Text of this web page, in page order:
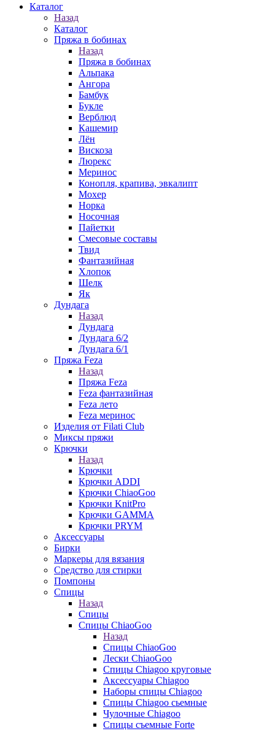
Каталог
Назад
Каталог
Пряжа в бобинах
Назад
Пряжа в бобинах
Альпака
Ангора
Бамбук
Букле
Верблюд
Кашемир
Лён
Вискоза
Люрекс
Меринос
Конопля, крапива, эвкалипт
Мохер
Норка
Носочная
Пайетки
Смесовые составы
Твид
Фантазийная
Хлопок
Шелк
Як
Дундага
Назад
Дундага
Дундага 6/2
Дундага 6/1
Пряжа Feza
Назад
Пряжа Feza
Feza фантазийная
Feza лето
Feza меринос
Изделия от Filati Club
Миксы пряжи
Крючки
Назад
Крючки
Крючки ADDI
Крючки ChiaoGoo
Крючки KnitPro
Крючки GAMMA
Крючки PRYM
Аксессуары
Бирки
Маркеры для вязания
Средство для стирки
Помпоны
Спицы
Назад
Спицы
Спицы ChiaoGoo
Назад
Спицы ChiaoGoo
Лески ChiaoGoo
Cпицы Сhiagoo круговые
Аксессуары Chiagoo
Наборы спицы Chiagoo
Спицы Chiagoo сьемные
Чулочные Chiagoo
Спицы съемные Forte